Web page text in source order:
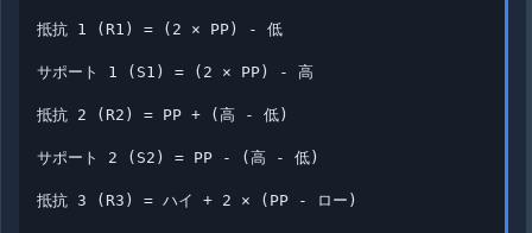
抵抗 1 (R1) = (2 × PP) - 低
サポート 1 (S1) = (2 × PP) - 高
抵抗 2 (R2) = PP + (高 - 低)
サポート 2 (S2) = PP - (高 - 低)
抵抗 3 (R3) = ハイ + 2 × (PP - ロー)